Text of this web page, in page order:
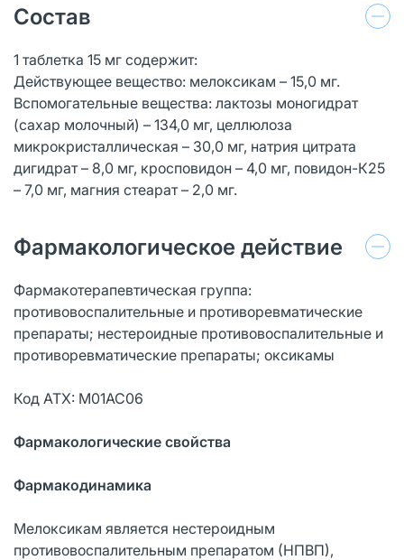
Состав
1 таблетка 15 мг содержит:
Действующее вещество: мелоксикам – 15,0 мг.
Вспомогательные вещества: лактозы моногидрат
(сахар молочный) – 134,0 мг, целлюлоза
микрокристаллическая – 30,0 мг, натрия цитрата
дигидрат – 8,0 мг, кросповидон – 4,0 мг, повидон-К25
– 7,0 мг, магния стеарат – 2,0 мг.
Фармакологическое действие
Фармакотерапевтическая группа:
противовоспалительные и противоревматические
препараты; нестероидные противовоспалительные и
противоревматические препараты; оксикамы
Код АТХ: M01AC06
Фармакологические свойства
Фармакодинамика
Мелоксикам является нестероидным
противовоспалительным препаратом (НПВП),